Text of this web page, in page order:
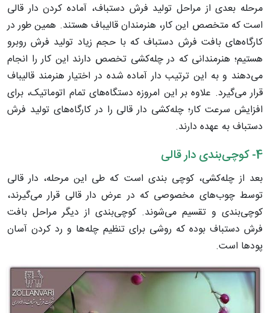
مرحله بعدی از مراحل تولید فرش دستباف، آماده کردن دار قالی
است که متخصص این کار، هنرمندان قالیباف هستند. همین طور در
کارگاه‌های بافت فرش دستباف که با حجم زیاد تولید فرش روبرو
هستیم؛ هنرمندانی که در چله‌کشی تخصص دارند این کار را انجام
می‌دهند و به این ترتیب دار آماده شده در اختیار هنرمند قالیباف
قرار می‌گیرد. علاوه بر این امروزه دستگاه‌های تمام اتوماتیک، برای
افزایش سرعت کار؛ چله‌کشی دار قالی را در کارگاه‌های تولید فرش
دستباف به عهده دارند.
4- کوچی‌بندی دار قالی
بعد از چله‌کشی، کوچی بندی است که طی این مرحله، دار قالی
توسط چوب‌های مخصوصی که در عرض دار قالی قرار می‌گیرند،
کوچی‌بندی و تقسیم می‌شوند. کوچی‌بندی از دیگر مراحل بافت
فرش دستباف بوده که روشی برای تنظیم چله‌ها و رد کردن آسان
پودها است.